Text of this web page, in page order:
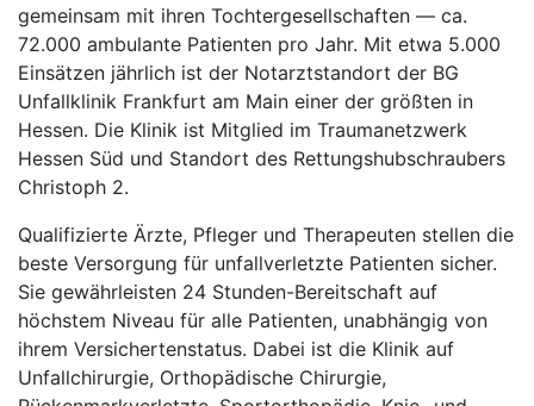
gemeinsam mit ihren Tochtergesellschaften — ca.
72.000 ambulante Patienten pro Jahr. Mit etwa 5.000
Einsätzen jährlich ist der Notarztstandort der BG
Unfallklinik Frankfurt am Main einer der größten in
Hessen. Die Klinik ist Mitglied im Traumanetzwerk
Hessen Süd und Standort des Rettungshubschraubers
Christoph 2.
Qualifizierte Ärzte, Pfleger und Therapeuten stellen die
beste Versorgung für unfallverletzte Patienten sicher.
Sie gewährleisten 24 Stunden-Bereitschaft auf
höchstem Niveau für alle Patienten, unabhängig von
ihrem Versichertenstatus. Dabei ist die Klinik auf
Unfallchirurgie, Orthopädische Chirurgie,